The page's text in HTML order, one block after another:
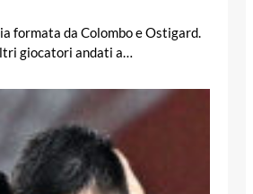
formata da Colombo e Ostigard.
giocatori andati a…